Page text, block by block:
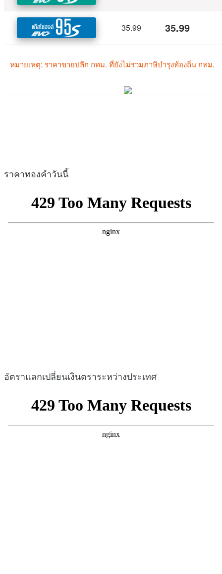
ราคาทองคำวันนี้
อัตราแลกเปลี่ยนเงินตราระหว่างประเทศ